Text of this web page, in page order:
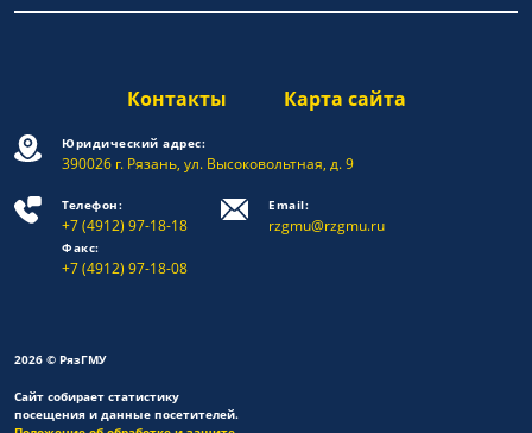
Контакты Карта сайта
Юридический адрес:
390026 г. Рязань, ул. Высоковольтная, д. 9
Телефон:
+7 (4912) 97-18-18
Факс:
+7 (4912) 97-18-08
Email:
rzgmu@rzgmu.ru
2026 © РязГМУ
Сайт собирает статистику
посещения и данные посетителей.